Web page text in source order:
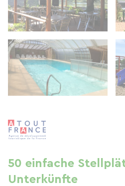
50 einfache
Unterkünfte